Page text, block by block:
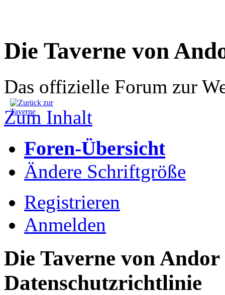
Die Taverne von
Das offizielle Forum zur
Zum Inhalt
Foren-Übersicht
Ändere Schriftgröße
Registrieren
Anmelden
Die Taverne von Andor
Datenschutzrichtlinie